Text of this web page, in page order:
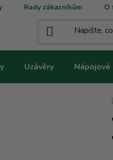
Rady zákazníkům O
Uzávěry